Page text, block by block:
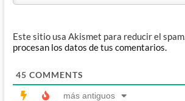
Este sitio usa Akismet para reducir el spam.
procesan los datos de tus comentarios.
45 COMMENTS
más antiguos